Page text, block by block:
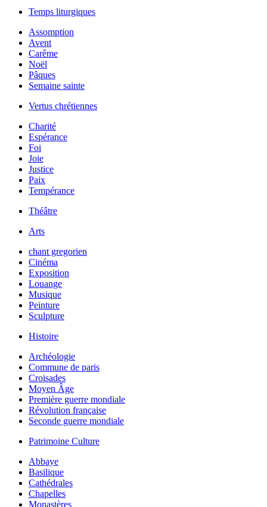
Temps liturgiques
Assomption
Avent
Carême
Noël
Pâques
Semaine sainte
Vertus chrétiennes
Charité
Espérance
Foi
Joie
Justice
Paix
Tempérance
Théâtre
Arts
chant gregorien
Cinéma
Exposition
Louange
Musique
Peinture
Sculpture
Histoire
Archéologie
Commune de paris
Croisades
Moyen Âge
Première guerre mondiale
Révolution française
Seconde guerre mondiale
Patrimoine Culture
Abbaye
Basilique
Cathédrales
Chapelles
Monastères